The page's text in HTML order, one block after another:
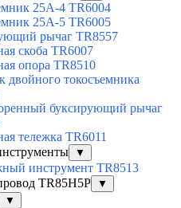
25А-4 TR6004
25А-5 TR6005
рычаг TR8557
скоба TR6007
опора TR8510
двойного токосъемника
буксирующий рычаг
тележка TR6011
▼
инструмент TR8513
TR85H5P
▼
▼